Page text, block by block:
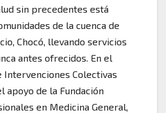
sin precedentes está
de la cuenca de
Chocó, llevando servicios
antes ofrecidos. En el
Intervenciones Colectivas
apoyo de la Fundación
en Medicina General,